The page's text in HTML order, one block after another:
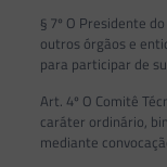
§ 7º O Presidente
outros órgãos e
para participar de
Art. 4º O Comitê
caráter ordinário,
mediante